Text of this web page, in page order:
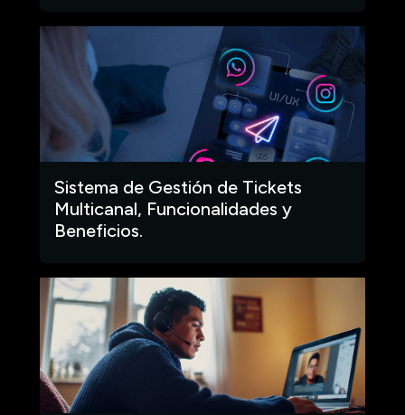
Sistema de Gestión de Tickets
Multicanal, Funcionalidades y
Beneficios.